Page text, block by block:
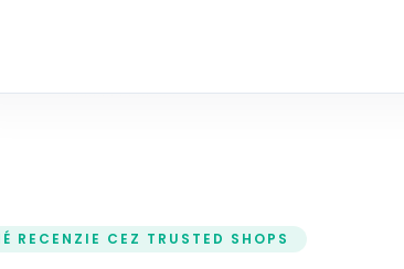
RECENZIE CEZ TRUSTED SHOPS